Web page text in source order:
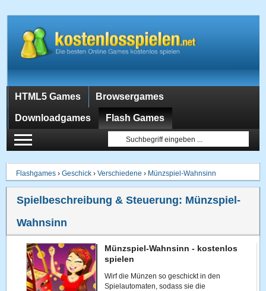
HTML5 Games Browsergames
Downloadgames Flash Games
Flashgames ›Geschick ›Verschiedene › Münzspiel-Wahnsinn
Spielbeschreibung & Steuerung: Münzspiel-
Wahnsinn
Münzspiel-Wahnsinn - kostenlos
spielen
Wirf die Münzen so geschickt in den
Spielautomaten, sodass sie die